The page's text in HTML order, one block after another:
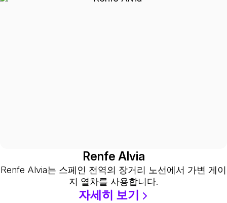
Renfe Alvia
Renfe Alvia는 스페인 전역의 장거리 노선에서 가변 게이
지 열차를 사용합니다.
자세히 보기